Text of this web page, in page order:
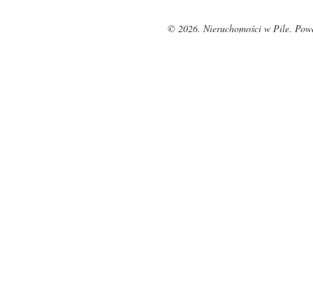
© 2026. Nieruchomości w Pile.